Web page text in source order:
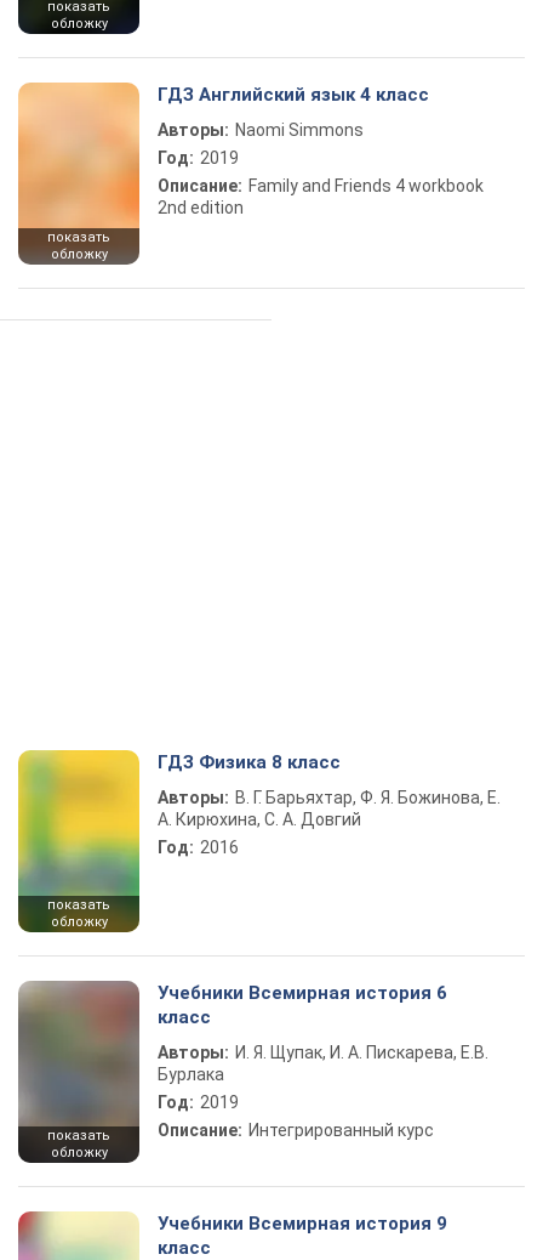
показать
обложку
показать
обложку
ГДЗ Английский язык 4 класс
Авторы: Naomi Simmons
Год: 2019
Описание: Family and Friends 4 workbook
2nd edition
показать
обложку
ГДЗ Физика 8 класс
Авторы: В. Г. Барьяхтар, Ф. Я. Божинова, Е.
А. Кирюхина, С. А. Довгий
Год: 2016
показать
обложку
Учебники Всемирная история 6
класс
Авторы: И. Я. Щупак, И. А. Пискарева, Е.В.
Бурлака
Год: 2019
Описание: Интегрированный курс
Учебники Всемирная история 9
класс